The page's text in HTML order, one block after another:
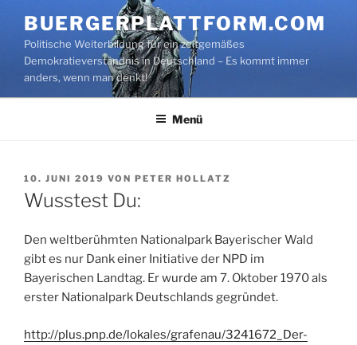
Inhalt
springen
BUERGERPLATTFORM.COM
Politische Weiterbildung für ein zeitgemäßes
Demokratieverständnis in Deutschland – Es kommt immer
anders, wenn man denkt!
Menü
VERÖFFENTLICHT
AM
10. JUNI 2019 VON PETER HOLLATZ
Wusstest Du:
Den weltberühmten Nationalpark Bayerischer Wald
gibt es nur Dank einer Initiative der NPD im
Bayerischen Landtag. Er wurde am 7. Oktober 1970 als
erster Nationalpark Deutschlands gegründet.
http://plus.pnp.de/lokales/grafenau/3241672_Der-